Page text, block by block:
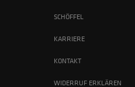
SCHÖFFEL
KARRIERE
KONTAKT
WIDERRUF ERKLÄREN